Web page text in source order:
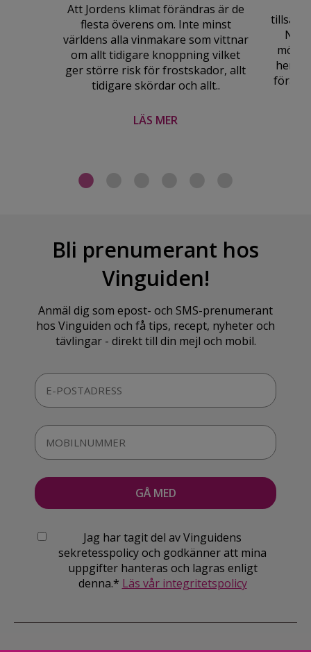
Att Jordens klimat förändras är de
flesta överens om. Inte minst
världens alla vinmakare som vittnar
om allt tidigare knoppning vilket
ger större risk för frostskador, allt
tidigare skördar och allt..
LÄS MER
Nu
hem
Bli prenumerant hos
Vinguiden!
Anmäl dig som epost- och SMS-prenumerant
hos Vinguiden och få tips, recept, nyheter och
tävlingar - direkt till din mejl och mobil.
Jag har tagit del av Vinguidens
sekretesspolicy och godkänner att mina
uppgifter hanteras och lagras enligt
denna.* Läs vår integritetspolicy